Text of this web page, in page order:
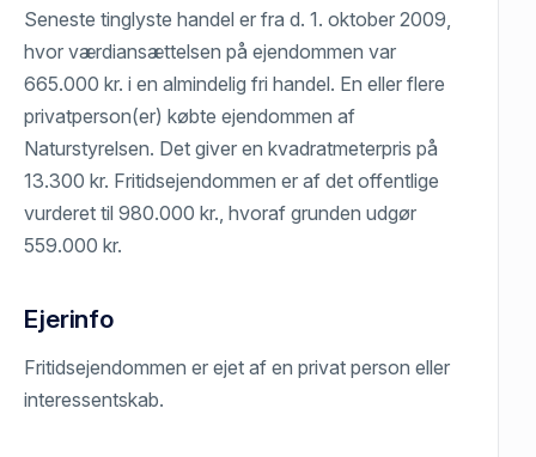
Seneste tinglyste handel er fra d. 1. oktober 2009,
hvor værdiansættelsen på ejendommen var
665.000 kr. i en almindelig fri handel. En eller flere
privatperson(er) købte ejendommen af
Naturstyrelsen. Det giver en kvadratmeterpris på
13.300 kr. Fritidsejendommen er af det offentlige
vurderet til 980.000 kr., hvoraf grunden udgør
559.000 kr.
Ejerinfo
Fritidsejendommen er ejet af en privat person eller
interessentskab.